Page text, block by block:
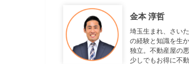
金本 淳哲
埼玉生まれ、さい
の経験と知識を生
独立。不動産屋の
少しでもお得に不